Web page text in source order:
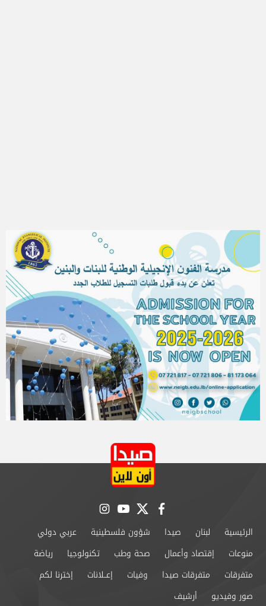
facebook
twitter
youtube
instagram
الرئيسية لبنان صيدا شؤون فلسطينية
عربي دولي
منوعات
إقتصاد وأعمال صحة وطب تكنولوجيا
رياضة
متفرقات
متفرقات صيدا وفيات إعــلانات
إخترنا لكم
صور وفيديو
أرشيف